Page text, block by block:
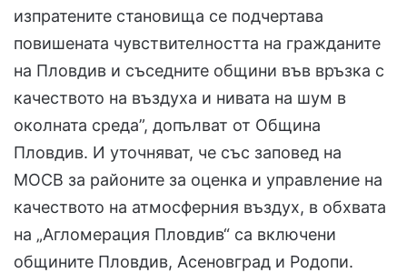
изпратените становища се подчертава
повишената чувствителността на гражданите
на Пловдив и съседните общини във връзка с
качеството на въздуха и нивата на шум в
околната среда”, допълват от Община
Пловдив. И уточняват, че със заповед на
МОСВ за районите за оценка и управление на
качеството на атмосферния въздух, в обхвата
на „Агломерация Пловдив“ са включени
общините Пловдив, Асеновград и Родопи.